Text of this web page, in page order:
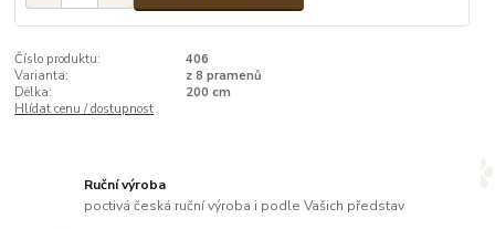
Číslo produktu:
406
Varianta:
z 8 pramenů
Délka:
200 cm
Hlídat cenu / dostupnost
Ruční výroba
poctivá česká ruční výroba i podle Vašich představ